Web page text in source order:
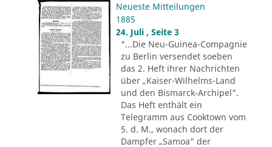
Neueste Mitteilungen
1885
24. Juli , Seite 3
"...Die Neu-Guinea-Compagnie
zu Berlin versendet soeben
das 2. Heft ihrer Nachrichten
über „Kaiser-Wilhelms-Land
und den Bismarck-Archipel".
Das Heft enthält ein
Telegramm aus Cooktown vom
5. d. M., wonach dort der
Dampfer „Samoa" der